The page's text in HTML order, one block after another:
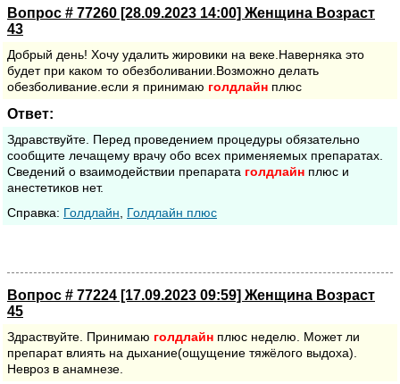
Вопрос # 77260 [28.09.2023 14:00] Женщина Возраст
43
Добрый день! Хочу удалить жировики на веке.Наверняка это
будет при каком то обезболивании.Возможно делать
обезболивание.если я принимаю голдлайн плюс
Ответ:
Здравствуйте. Перед проведением процедуры обязательно
сообщите лечащему врачу обо всех применяемых препаратах.
Сведений о взаимодействии препарата голдлайн плюс и
анестетиков нет.
Cправка: Голдлайн Голдлайн плюс
Вопрос # 77224 [17.09.2023 09:59] Женщина Возраст
45
Здраствуйте. Принимаю голдлайн плюс неделю. Может ли
препарат влиять на дыхание(ощущение тяжёлого выдоха).
Невроз в анамнезе.